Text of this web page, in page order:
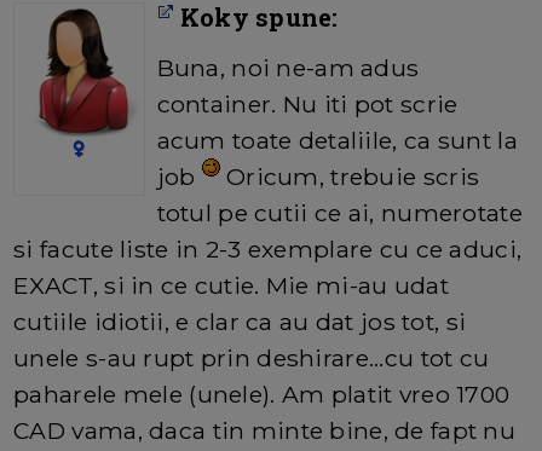
Koky spune:
Buna, noi ne-am adus
container. Nu iti pot scrie
acum toate detaliile, ca sunt la
job
Oricum, trebuie scris
totul pe cutii ce ai, numerotate
si facute liste in 2-3 exemplare cu ce aduci,
EXACT, si in ce cutie. Mie mi-au udat
cutiile idiotii, e clar ca au dat jos tot, si
unele s-au rupt prin deshirare...cu tot cu
paharele mele (unele). Am platit vreo 1700
CAD vama, daca tin minte bine, de fapt nu